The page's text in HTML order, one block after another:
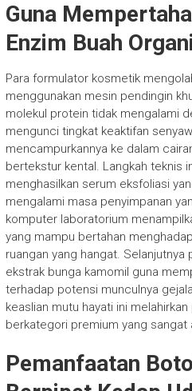
Guna
Enzim Buah
Para formulator kosmetik
menggunakan mesin pendingin
molekul protein tidak mengalami
mengunci tingkat keaktifan
mencampurkannya ke dalam
bertekstur kental. Langkah teknis
menghasilkan serum eksfoliasi
mengalami masa penyimpanan
komputer laboratorium
yang mampu bertahan
ruangan yang hangat.
ekstrak bunga kamomil guna
terhadap potensi munculnya
keaslian mutu hayati ini
berkategori premium yang sangat
Pemanfaatan